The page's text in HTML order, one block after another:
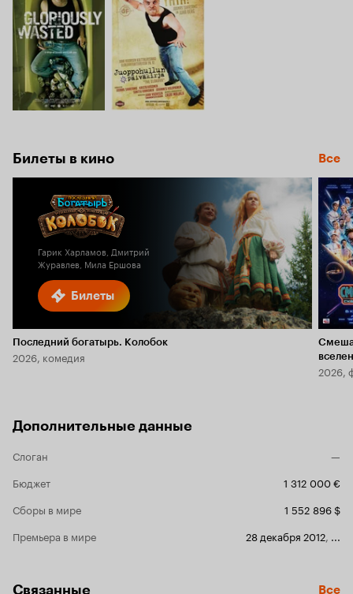
Билеты в кино Все
Билеты
Гарик Харламов, Дмитрий
Журавлев, Мила Ершова
Последний богатырь. Колобок
2026, комедия
2026,
Дополнительные данные
Слоган
—
Бюджет
1 312 000 €
Сборы в мире
1 552 896 $
Премьера в мире
28 декабря 2012
Связанные Все